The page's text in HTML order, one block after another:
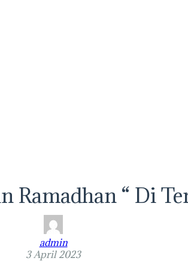
Ramadhan “ Di
admin
3 April 2023